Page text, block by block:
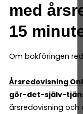
med
15
Om bokföringen
Årsredovisning
gör-det-själv-
årsredovisning och